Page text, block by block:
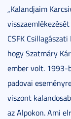
„Kalandjaim
visszaemlékezését
CSFK
hogy Szatmáry
ember volt. 1993-
padovai
viszont
az Alpokon. Ami